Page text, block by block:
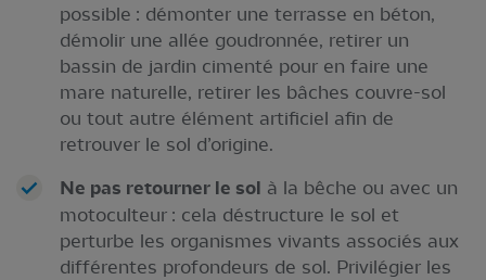
possible : démonter une terrasse en béton,
démolir une allée goudronnée, retirer un
bassin de jardin cimenté pour en faire une
mare naturelle, retirer les bâches couvre-sol
ou tout autre élément artificiel afin de
retrouver le sol d’origine.
Ne pas retourner le sol à la bêche ou avec un
motoculteur : cela déstructure le sol et
perturbe les organismes vivants associés aux
différentes profondeurs de sol. Privilégier les